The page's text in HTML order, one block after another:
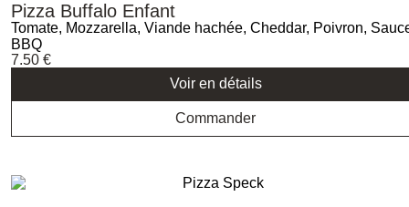
Pizza Buffalo Enfant
Tomate, Mozzarella, Viande hachée, Cheddar, Poivron,
BBQ
7.50 €
Voir en détails
Commander